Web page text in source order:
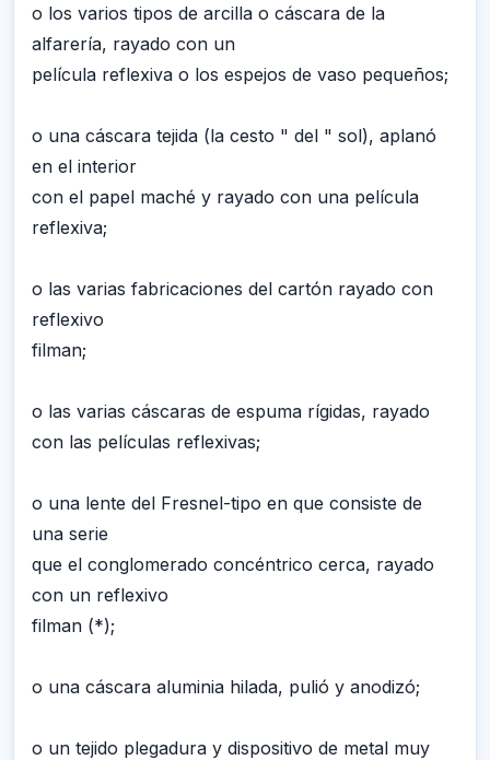
o los varios tipos de arcilla o cáscara de la
alfarería, rayado con un
película reflexiva o los espejos de vaso pequeños;
o una cáscara tejida (la cesto " del " sol), aplanó
en el interior
con el papel maché y rayado con una película
reflexiva;
o las varias fabricaciones del cartón rayado con
reflexivo
filman;
o las varias cáscaras de espuma rígidas, rayado
con las películas reflexivas;
o una lente del Fresnel-tipo en que consiste de
una serie
que el conglomerado concéntrico cerca, rayado
con un reflexivo
filman (*);
o una cáscara aluminia hilada, pulió y anodizó;
o un tejido plegadura y dispositivo de metal muy